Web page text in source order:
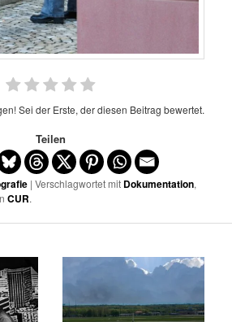
Sei der Erste, der diesen Beitrag bewertet.
Teilen
| Verschlagwortet mit Dokumentation,
CUR.